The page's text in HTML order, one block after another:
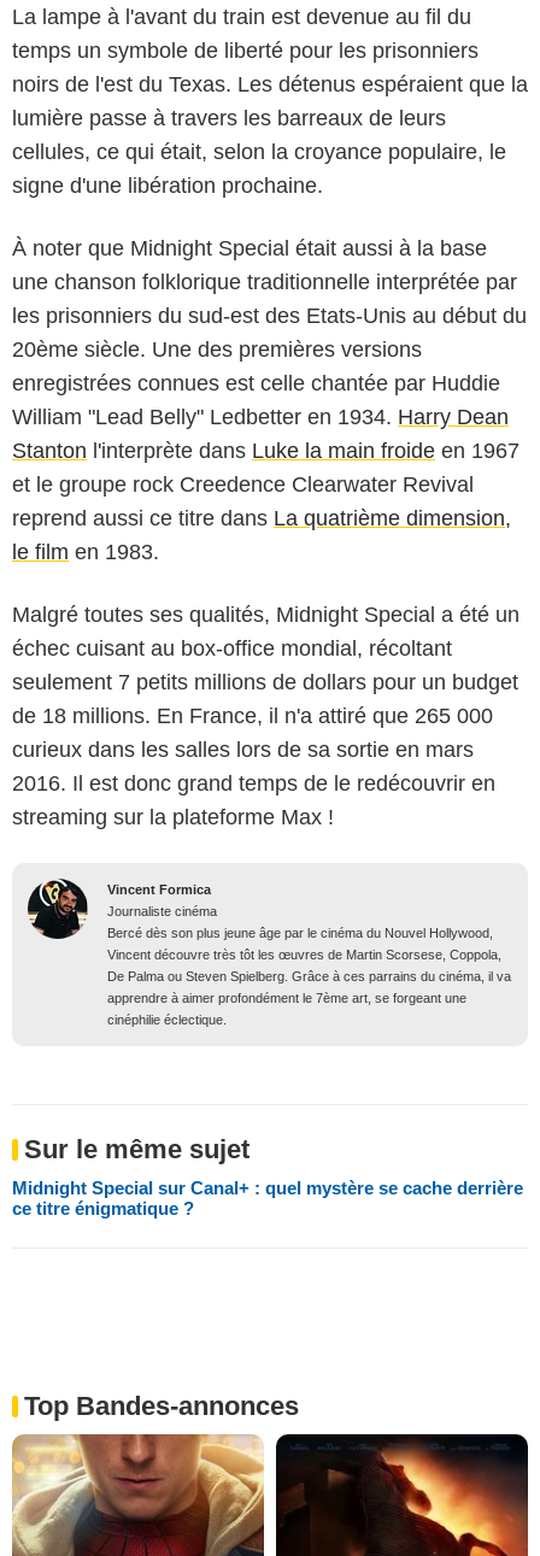
La lampe à l'avant du train est devenue au fil du
temps un symbole de liberté pour les prisonniers
noirs de l'est du Texas. Les détenus espéraient que la
lumière passe à travers les barreaux de leurs
cellules, ce qui était, selon la croyance populaire, le
signe d'une libération prochaine.
À noter que Midnight Special était aussi à la base
une chanson folklorique traditionnelle interprétée par
les prisonniers du sud-est des Etats-Unis au début du
20ème siècle. Une des premières versions
enregistrées connues est celle chantée par Huddie
William "Lead Belly" Ledbetter en 1934. Harry Dean
Stanton l'interprète dans Luke la main froide en 1967
et le groupe rock Creedence Clearwater Revival
reprend aussi ce titre dans La quatrième dimension,
le film en 1983.
Malgré toutes ses qualités, Midnight Special a été un
échec cuisant au box-office mondial, récoltant
seulement 7 petits millions de dollars pour un budget
de 18 millions. En France, il n'a attiré que 265 000
curieux dans les salles lors de sa sortie en mars
2016. Il est donc grand temps de le redécouvrir en
streaming sur la plateforme Max !
Vincent Formica
Journaliste cinéma
Bercé dès son plus jeune âge par le cinéma du Nouvel Hollywood,
Vincent découvre très tôt les œuvres de Martin Scorsese, Coppola,
De Palma ou Steven Spielberg. Grâce à ces parrains du cinéma, il va
apprendre à aimer profondément le 7ème art, se forgeant une
cinéphilie éclectique.
Sur le même sujet
Midnight Special sur Canal+ : quel mystère se cache derrière
ce titre énigmatique ?
Top Bandes-annonces